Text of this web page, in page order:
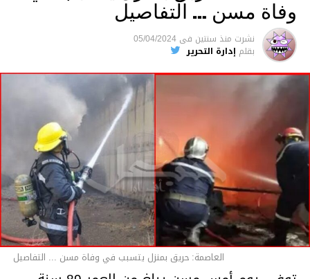
متابعة
قسم الاخبار
وفاة مسن … التفاصيل
نشرت منذ سنتين فى 05/04/2024
بقلم إدارة التحرير
العاصمة: حريق بمنزل يتسبب في وفاة مسن ... التفاصيل